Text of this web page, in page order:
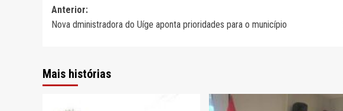
Navegação
de
Anterior:
Nova dministradora do Uíge aponta prioridades para o município
Mais histórias